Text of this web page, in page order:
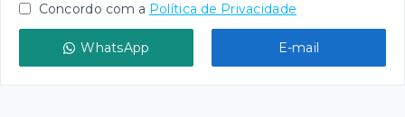
Concordo com a Política de Privacidade
WhatsApp E-mail